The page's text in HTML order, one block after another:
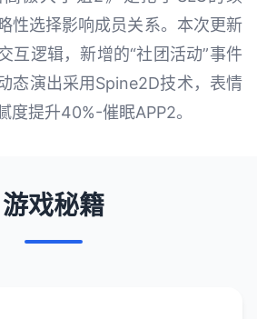
性选择影响成员关系。本次更新
互逻辑，新增的“社团活动”事件
态演出采用Spine2D技术，表情
度提升40%-催眠APP2。
游戏秘籍